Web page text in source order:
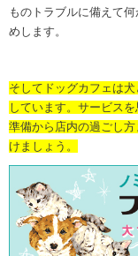
ものトラブルに備えて
めします。
そしてドッグカフェは
しています。サービス
準備から店内の過ごし
けましょう。